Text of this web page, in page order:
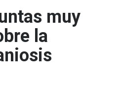
muy
la